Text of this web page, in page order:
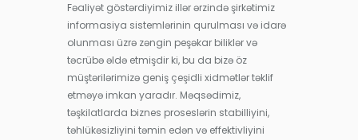
Fəaliyət göstərdiyimiz illər ərzində şirkətimiz
informasiya sistemlərinin qurulması və idarə
olunması üzrə zəngin peşəkar biliklər və
təcrübə əldə etmişdir ki, bu da bizə öz
müştərilərimizə geniş çeşidli xidmətlər təklif
etməyə imkan yaradır. Məqsədimiz,
təşkilatlarda biznes proseslərin stabilliyini,
təhlükəsizliyini təmin edən və effektivliyini